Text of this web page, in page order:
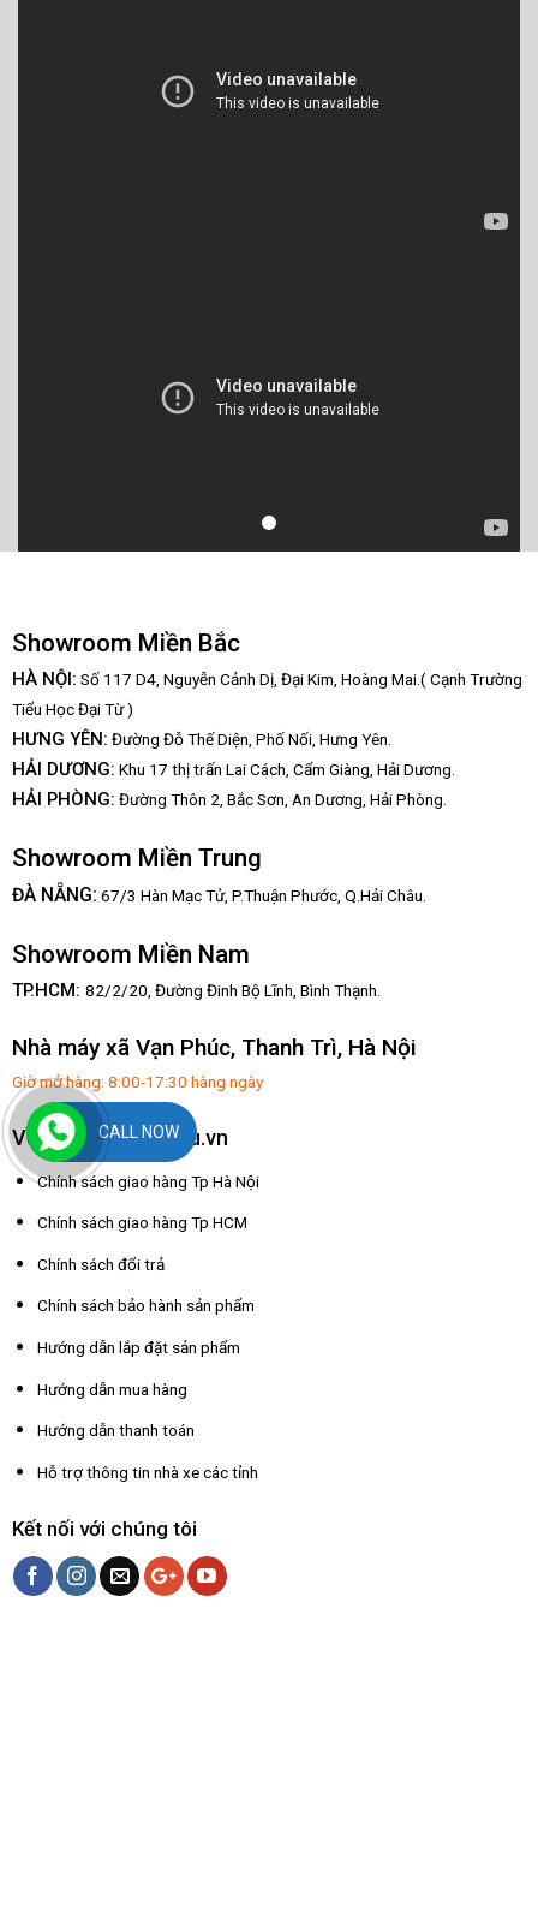
Showroom Miền Bắc
HÀ NỘI: Số 117 D4, Nguyễn Cảnh Dị, Đại Kim, Hoàng Mai.( Cạnh Trường
Tiểu Học Đại Từ )
HƯNG YÊN: Đường Đỗ Thế Diện, Phố Nối, Hưng Yên.
HẢI DƯƠNG: Khu 17 thị trấn Lai Cách, Cẩm Giàng, Hải Dương.
HẢI PHÒNG: Đường Thôn 2, Bắc Sơn, An Dương, Hải Phòng.
Showroom Miền Trung
ĐÀ NẴNG: 67/3 Hàn Mạc Tử, P.Thuận Phước, Q.Hải Châu.
Showroom Miền Nam
TP.HCM: 82/2/20, Đường Đinh Bộ Lĩnh, Bình Thạnh.
Nhà máy xã Vạn Phúc, Thanh Trì, Hà Nội
Giờ mở hàng: 8:00-17:30 hàng ngày
Về dochoixuatkhau.vn
Chính sách giao hàng Tp Hà Nội
Chính sách giao hàng Tp HCM
Chính sách đổi trả
Chính sách bảo hành sản phẩm
Hướng dẫn lắp đặt sản phẩm
Hướng dẫn mua hàng
Hướng dẫn thanh toán
Hỗ trợ thông tin nhà xe các tỉnh
Kết nối với chúng tôi
CALL NOW